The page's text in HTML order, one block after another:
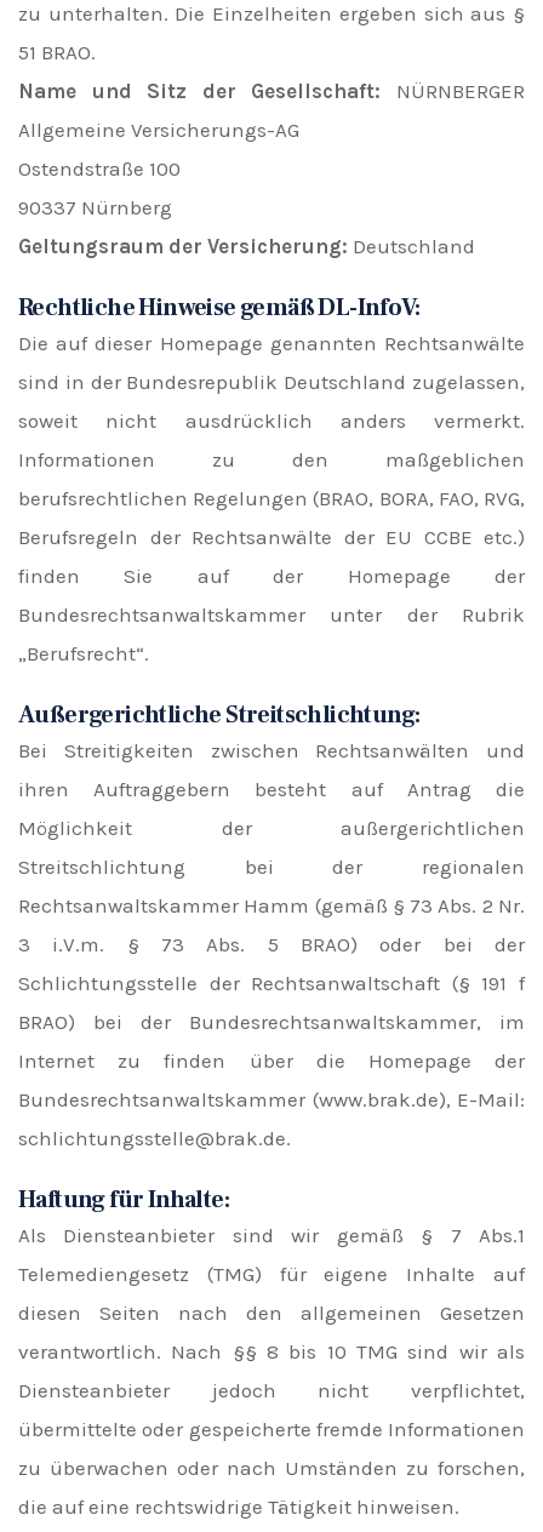
zu unterhalten. Die Einzelheiten ergeben sich aus §
51 BRAO.
Name und Sitz der Gesellschaft: NÜRNBERGER
Allgemeine Versicherungs-AG
Ostendstraße 100
90337 Nürnberg
Geltungsraum der Versicherung: Deutschland
Rechtliche Hinweise gemäß DL-InfoV:
Die auf dieser Homepage genannten Rechtsanwälte
sind in der Bundesrepublik Deutschland zugelassen,
soweit nicht ausdrücklich anders vermerkt.
Informationen zu den maßgeblichen
berufsrechtlichen Regelungen (BRAO, BORA, FAO, RVG,
Berufsregeln der Rechtsanwälte der EU CCBE etc.)
finden Sie auf der Homepage der
Bundesrechtsanwaltskammer unter der Rubrik
„Berufsrecht“.
Außergerichtliche Streitschlichtung:
Bei Streitigkeiten zwischen Rechtsanwälten und
ihren Auftraggebern besteht auf Antrag die
Möglichkeit der außergerichtlichen
Streitschlichtung bei der regionalen
Rechtsanwaltskammer Hamm (gemäß § 73 Abs. 2 Nr.
3 i.V.m. § 73 Abs. 5 BRAO) oder bei der
Schlichtungsstelle der Rechtsanwaltschaft (§ 191 f
BRAO) bei der Bundesrechtsanwaltskammer, im
Internet zu finden über die Homepage der
Bundesrechtsanwaltskammer (www.brak.de), E-Mail:
schlichtungsstelle@brak.de.
Haftung für Inhalte:
Als Diensteanbieter sind wir gemäß § 7 Abs.1
Telemediengesetz (TMG) für eigene Inhalte auf
diesen Seiten nach den allgemeinen Gesetzen
verantwortlich. Nach §§ 8 bis 10 TMG sind wir als
Diensteanbieter jedoch nicht verpflichtet,
übermittelte oder gespeicherte fremde Informationen
zu überwachen oder nach Umständen zu forschen,
die auf eine rechtswidrige Tätigkeit hinweisen.